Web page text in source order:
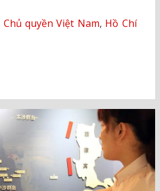
Chủ quyền Việt Nam, Hồ Chí